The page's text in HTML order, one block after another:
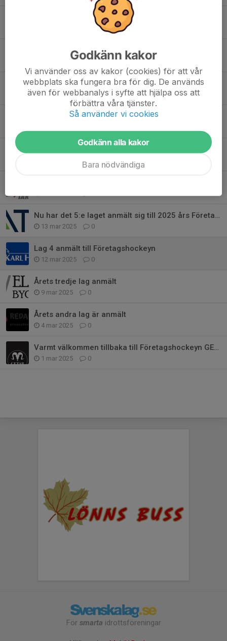
Andra laget till Företagshockey 2026 anmält
26 feb, 15:08 0
Företagshockey 2026
26 feb, 11:23 0
På lördag är det Företagshockey igen
Nu har det 5:e laget anmält sig till 2025 års Företagshockey
13 mar 2025 0
Lag 4 anmält till Företagshockeyn
12 mar 2025 0
Årets tredje lag anmält
9 mar 2025 0
Årets andra lag är anmält
4 mar 2025 0
Varmt välkommen tillbaka till Företagshockeyn GETAB
1 mar 2025 0
För smarta idrottsföreningar
Godkänn kakor
Vi använder oss av kakor (cookies) för att vår
webbplats ska fungera bra för dig. De används
även för webbanalys i syfte att hjälpa oss att
förbättra våra tjänster.
Så använder vi cookies
Godkänn alla kakor
Bara nödvändiga